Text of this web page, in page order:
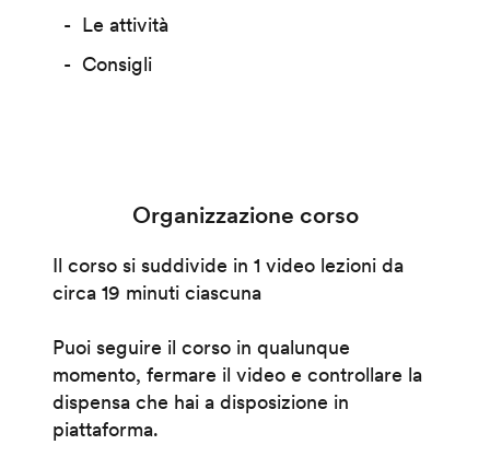
Le attività
Consigli
Organizzazione corso
Il corso si suddivide in 1 video lezioni da
circa 19 minuti ciascuna
Puoi seguire il corso in qualunque
momento, fermare il video e controllare la
dispensa che hai a disposizione in
piattaforma.